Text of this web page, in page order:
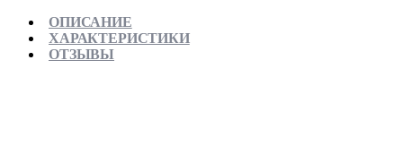
ОПИСАНИЕ
ХАРАКТЕРИСТИКИ
ОТЗЫВЫ